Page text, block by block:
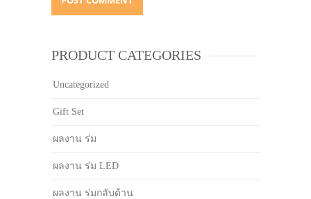
PRODUCT CATEGORIES
Uncategorized
Gift Set
ผลงาน ร่ม
ผลงาน ร่ม LED
ผลงาน ร่มกลับด้าน